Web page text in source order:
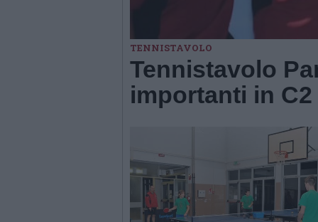
TENNISTAVOLO
Tennistavolo
importanti in C2